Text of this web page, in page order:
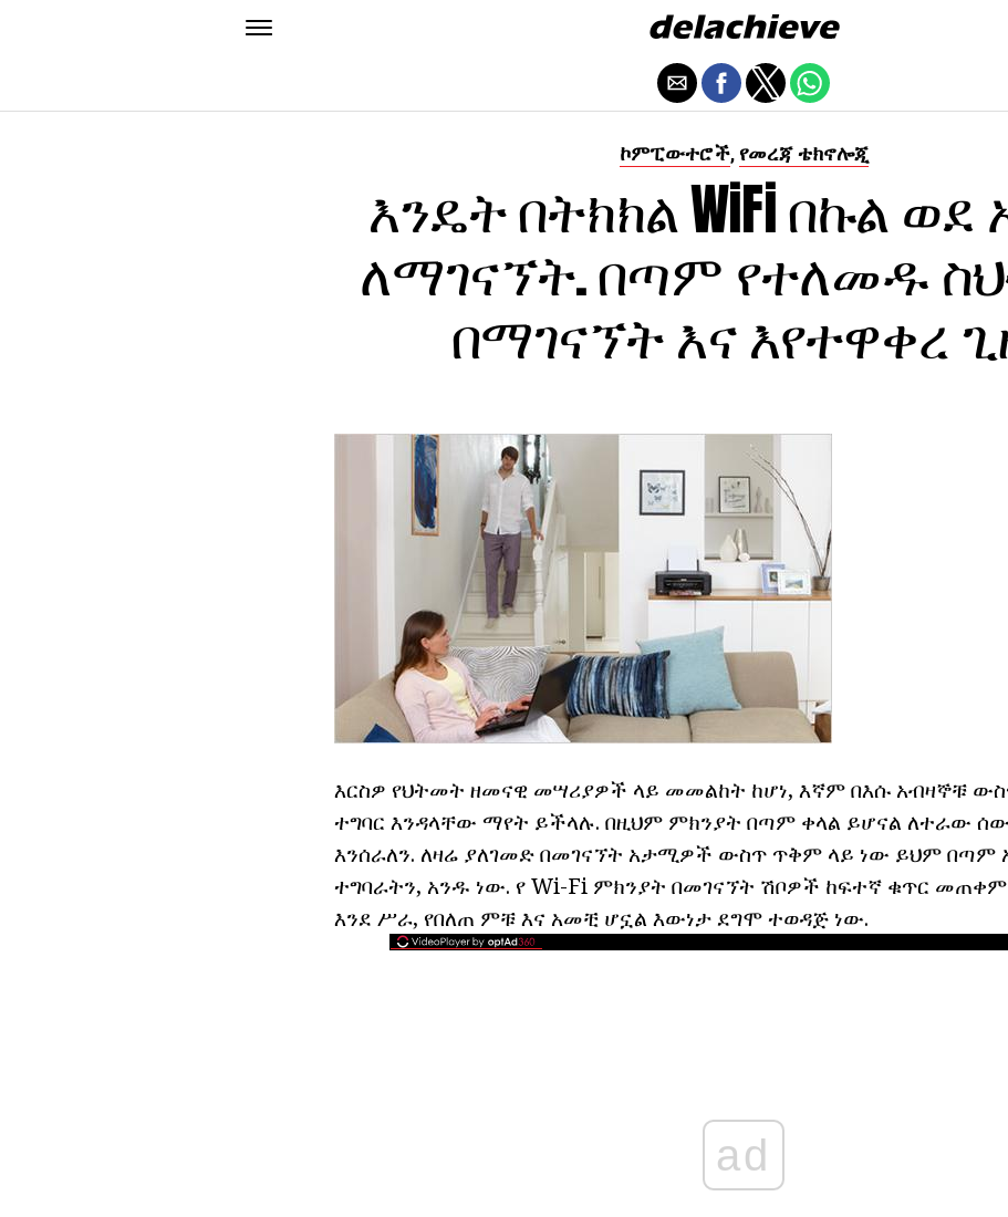
ኮምፒውተሮች, የመረጃ ቴክኖሎጂ
እንዴት በትክክል WiFi በኩል
ለማገናኘት. በጣም የተለመዱ
በማገናኘት እና እየተዋቀረ
እርስዎ የህትመት ዘመናዊ መሣሪያዎች ላይ መመልከት ከሆነ, እኛም በእሱ አብዛኞቹ
ተግባር እንዳላቸው ማየት ይችላሉ. በዚህም ምክንያት በጣም ቀላል ይሆናል ለተራው ሰው
እንሰራለን. ለዛሬ ያለገመድ በመገናኘት አታሚዎች ውስጥ ጥቅም ላይ ነው ይህም በጣም
ተግባራትን, አንዱ ነው. የ Wi-Fi ምክንያት በመገናኘት ሽቦዎች ከፍተኛ ቁጥር
እንደ ሥራ, የበለጠ ምቹ እና አመቺ ሆኗል እውነታ ደግሞ ተወዳጅ ነው.
ad